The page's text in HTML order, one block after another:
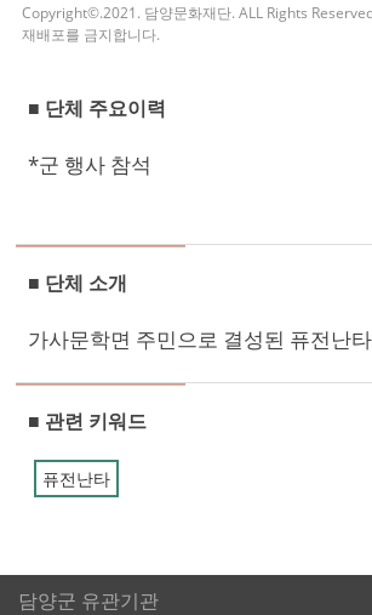
Copyright©.2021. 담양문화재단. ALL Rights
재배포를 금지합니다.
■ 단체 주요이력
*군 행사 참석
■ 단체 소개
가사문학면 주민으로 결성된 퓨전난
■ 관련 키워드
퓨전난타
담양군 유관기관